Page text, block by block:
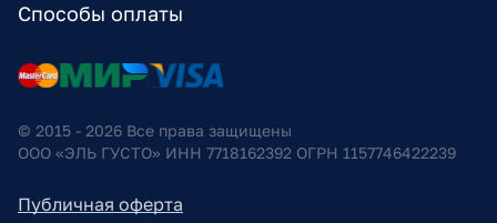
Способы оплаты
© 2015 - 2026 Все права защищены
ООО «ЭЛЬ ГУСТО» ИНН 7718162392 ОГРН 1157746422239
Публичная оферта